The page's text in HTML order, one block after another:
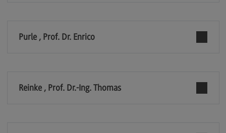
Berufsperspektiven
Governance Sozialer Arbeit
Purle , Prof. Dr. Enrico
Reinke , Prof. Dr.-Ing. Thomas